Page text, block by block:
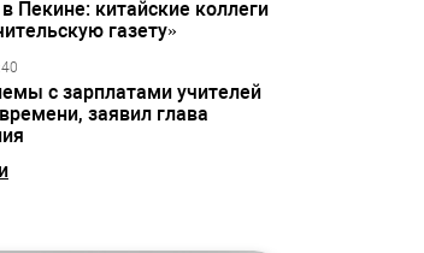
Пекине: китайские коллеги
газету»
с зарплатами учителей
заявил глава